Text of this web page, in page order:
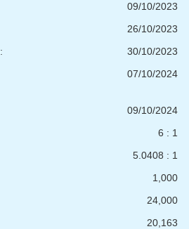
09/10/2023
26/10/2023
:
30/10/2023
07/10/2024
09/10/2024
6 : 1
5.0408 : 1
1,000
24,000
20,163